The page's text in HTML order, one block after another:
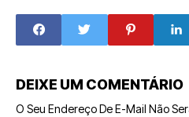
DEIXE UM COMENTÁRIO
O Seu Endereço De E-Mail Não